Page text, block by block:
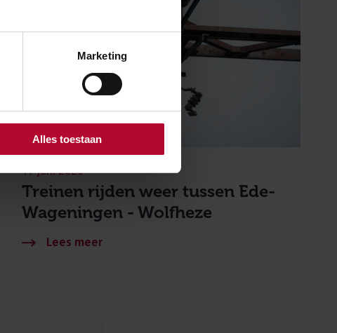
Marketing
Alles toestaan
Treinen rijden weer tussen Ede-
Wageningen - Wolfheze
17 juni 2026